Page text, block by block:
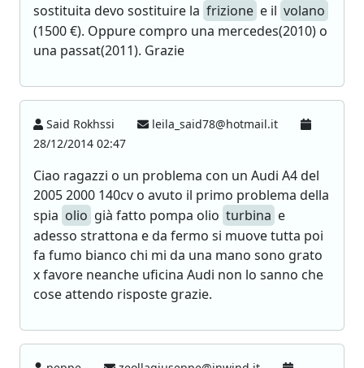
sostituita devo sostituire la frizione e il volano
(1500 €). Oppure compro una mercedes(2010) o
una passat(2011). Grazie
Said Rokhssi
leila_said78@hotmail.it
28/12/2014 02:47
Ciao ragazzi o un problema con un Audi A4 del
2005 2000 140cv o avuto il primo problema della
spia olio già fatto pompa olio turbina e
adesso strattona e da fermo si muove tutta poi
fa fumo bianco chi mi da una mano sono grato
x favore neanche uficina Audi non lo sanno che
cose attendo risposte grazie.